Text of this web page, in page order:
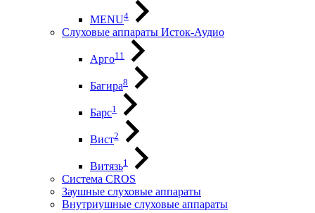
MENU4
Слуховые аппараты Исток-Аудио
Арго11
Багира8
Барс1
Вист2
Витязь1
Система CROS
Заушные слуховые аппараты
Внутриушные слуховые аппараты